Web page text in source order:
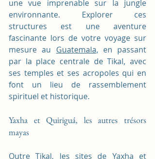
une vue imprenable sur la jungle
environnante. Explorer ces
structures est une aventure
fascinante lors de votre voyage sur
mesure au Guatemala, en passant
par la place centrale de Tikal, avec
ses temples et ses acropoles qui en
font un lieu de rassemblement
spirituel et historique.
Yaxha et Quiriguá, les autres trésors
mayas
Outre Tikal, les sites de Yaxha et